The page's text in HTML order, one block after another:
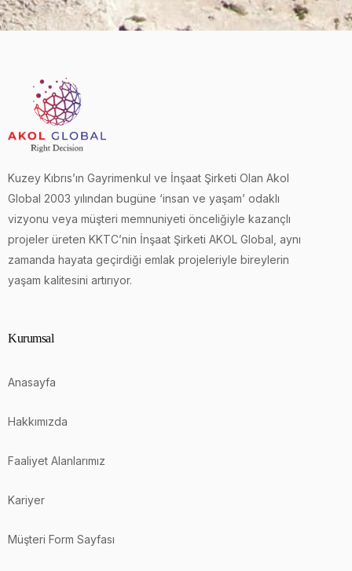
Kuzey Kıbrıs’ın Gayrimenkul ve İnşaat Şirketi Olan Akol
Global 2003 yılından bugüne ‘insan ve yaşam’ odaklı
vizyonu veya müşteri memnuniyeti önceliğiyle kazançlı
projeler üreten KKTC’nin İnşaat Şirketi AKOL Global, aynı
zamanda hayata geçirdiği emlak projeleriyle bireylerin
yaşam kalitesini artırıyor.
Kurumsal
Anasayfa
Hakkımızda
Faaliyet Alanlarımız
Kariyer
Müşteri Form Sayfası